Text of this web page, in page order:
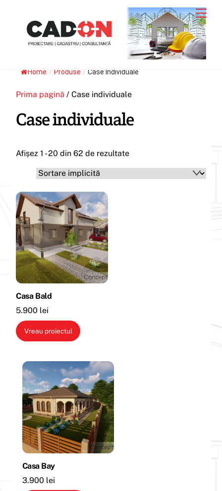
content
Home / Produse / Case Individuale
Prima pagină / Case individuale
Case individuale
Afișez 1 - 20 din 62 de rezultate
Casa Bald
5.900 lei
Vreau proiectul
Casa Bay
3.900 lei